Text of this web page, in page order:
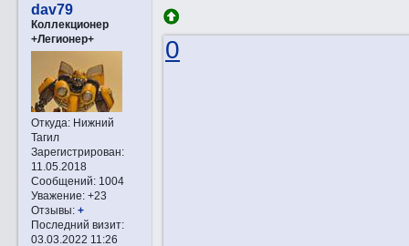
dav79
Коллекционер
+Легионер+
Откуда:Нижний
Тагил
Зарегистрирован:
11.05.2018
Сообщений:1004
Уважение: +23
Отзывы: +
Последний визит:
03.03.2022 11:26
0